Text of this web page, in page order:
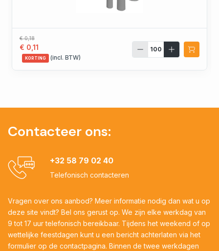
€ 0,18
€ 0,11
KORTING (incl. BTW)
Contacteer ons:
+32 58 79 02 40
Telefonisch contacteren
Vragen over ons aanbod? Meer informatie nodig dan wat u op
deze site vindt? Bel ons gerust op. We zijn elke werkdag van
9 tot 17 uur telefonisch bereikbaar. Tijdens het weekend of op
wettelijke feestdagen kunt u een bericht achterlaten via het
formulier op de contactpagina. Binnen de twee werkdagen